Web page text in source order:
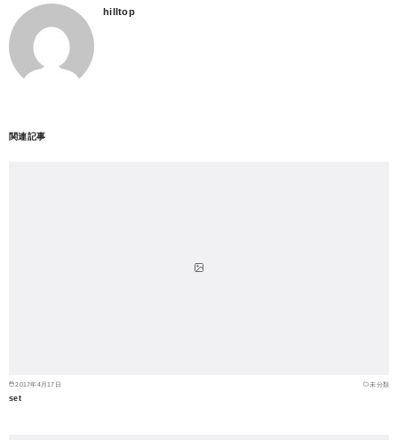
hilltop
関連記事
2017年4月17日 未分類
set